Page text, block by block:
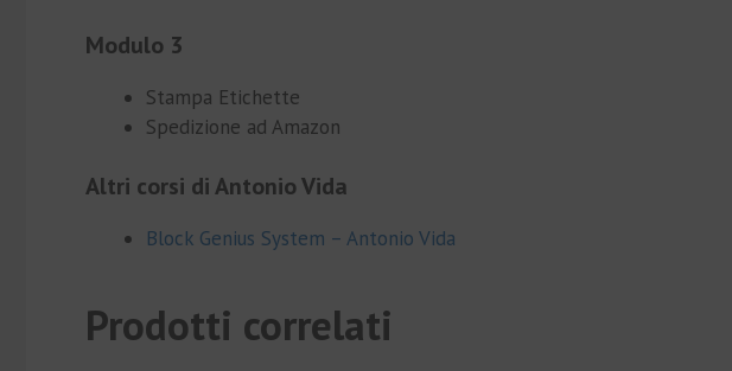
Modulo 3
Stampa Etichette
Spedizione ad Amazon
Altri corsi di Antonio Vida
Block Genius System – Antonio Vida
Prodotti correlati